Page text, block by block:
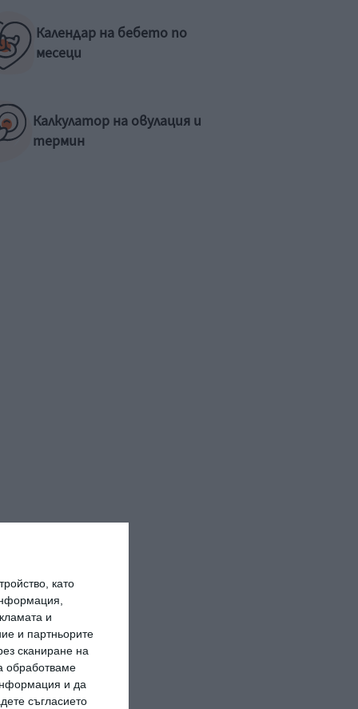
като
и
и партньорите
сканиране на
обработваме
и да
съгласието
Календар на бебето по
месеци
Калкулатор на овулация и
термин